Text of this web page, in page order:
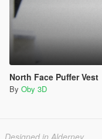
North Face Puffer Vest
By Oby 3D
Designed in Alderney